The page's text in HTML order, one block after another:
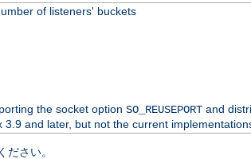
of listeners' buckets
the socket option SO_REUSEPORTand
and later, but not the current
さい。